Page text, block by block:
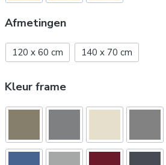
Afmetingen
120 x 60 cm 140 x 70 cm
Kleur frame